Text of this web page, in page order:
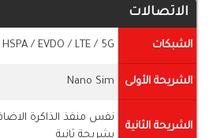
الاتصالات
الشبكات / EVDO / LTE / 5G
الشريحة الأولى Nano Sim
الشريحة الثانية
نفس منفذ الذاكرة
بشريحة ثانية